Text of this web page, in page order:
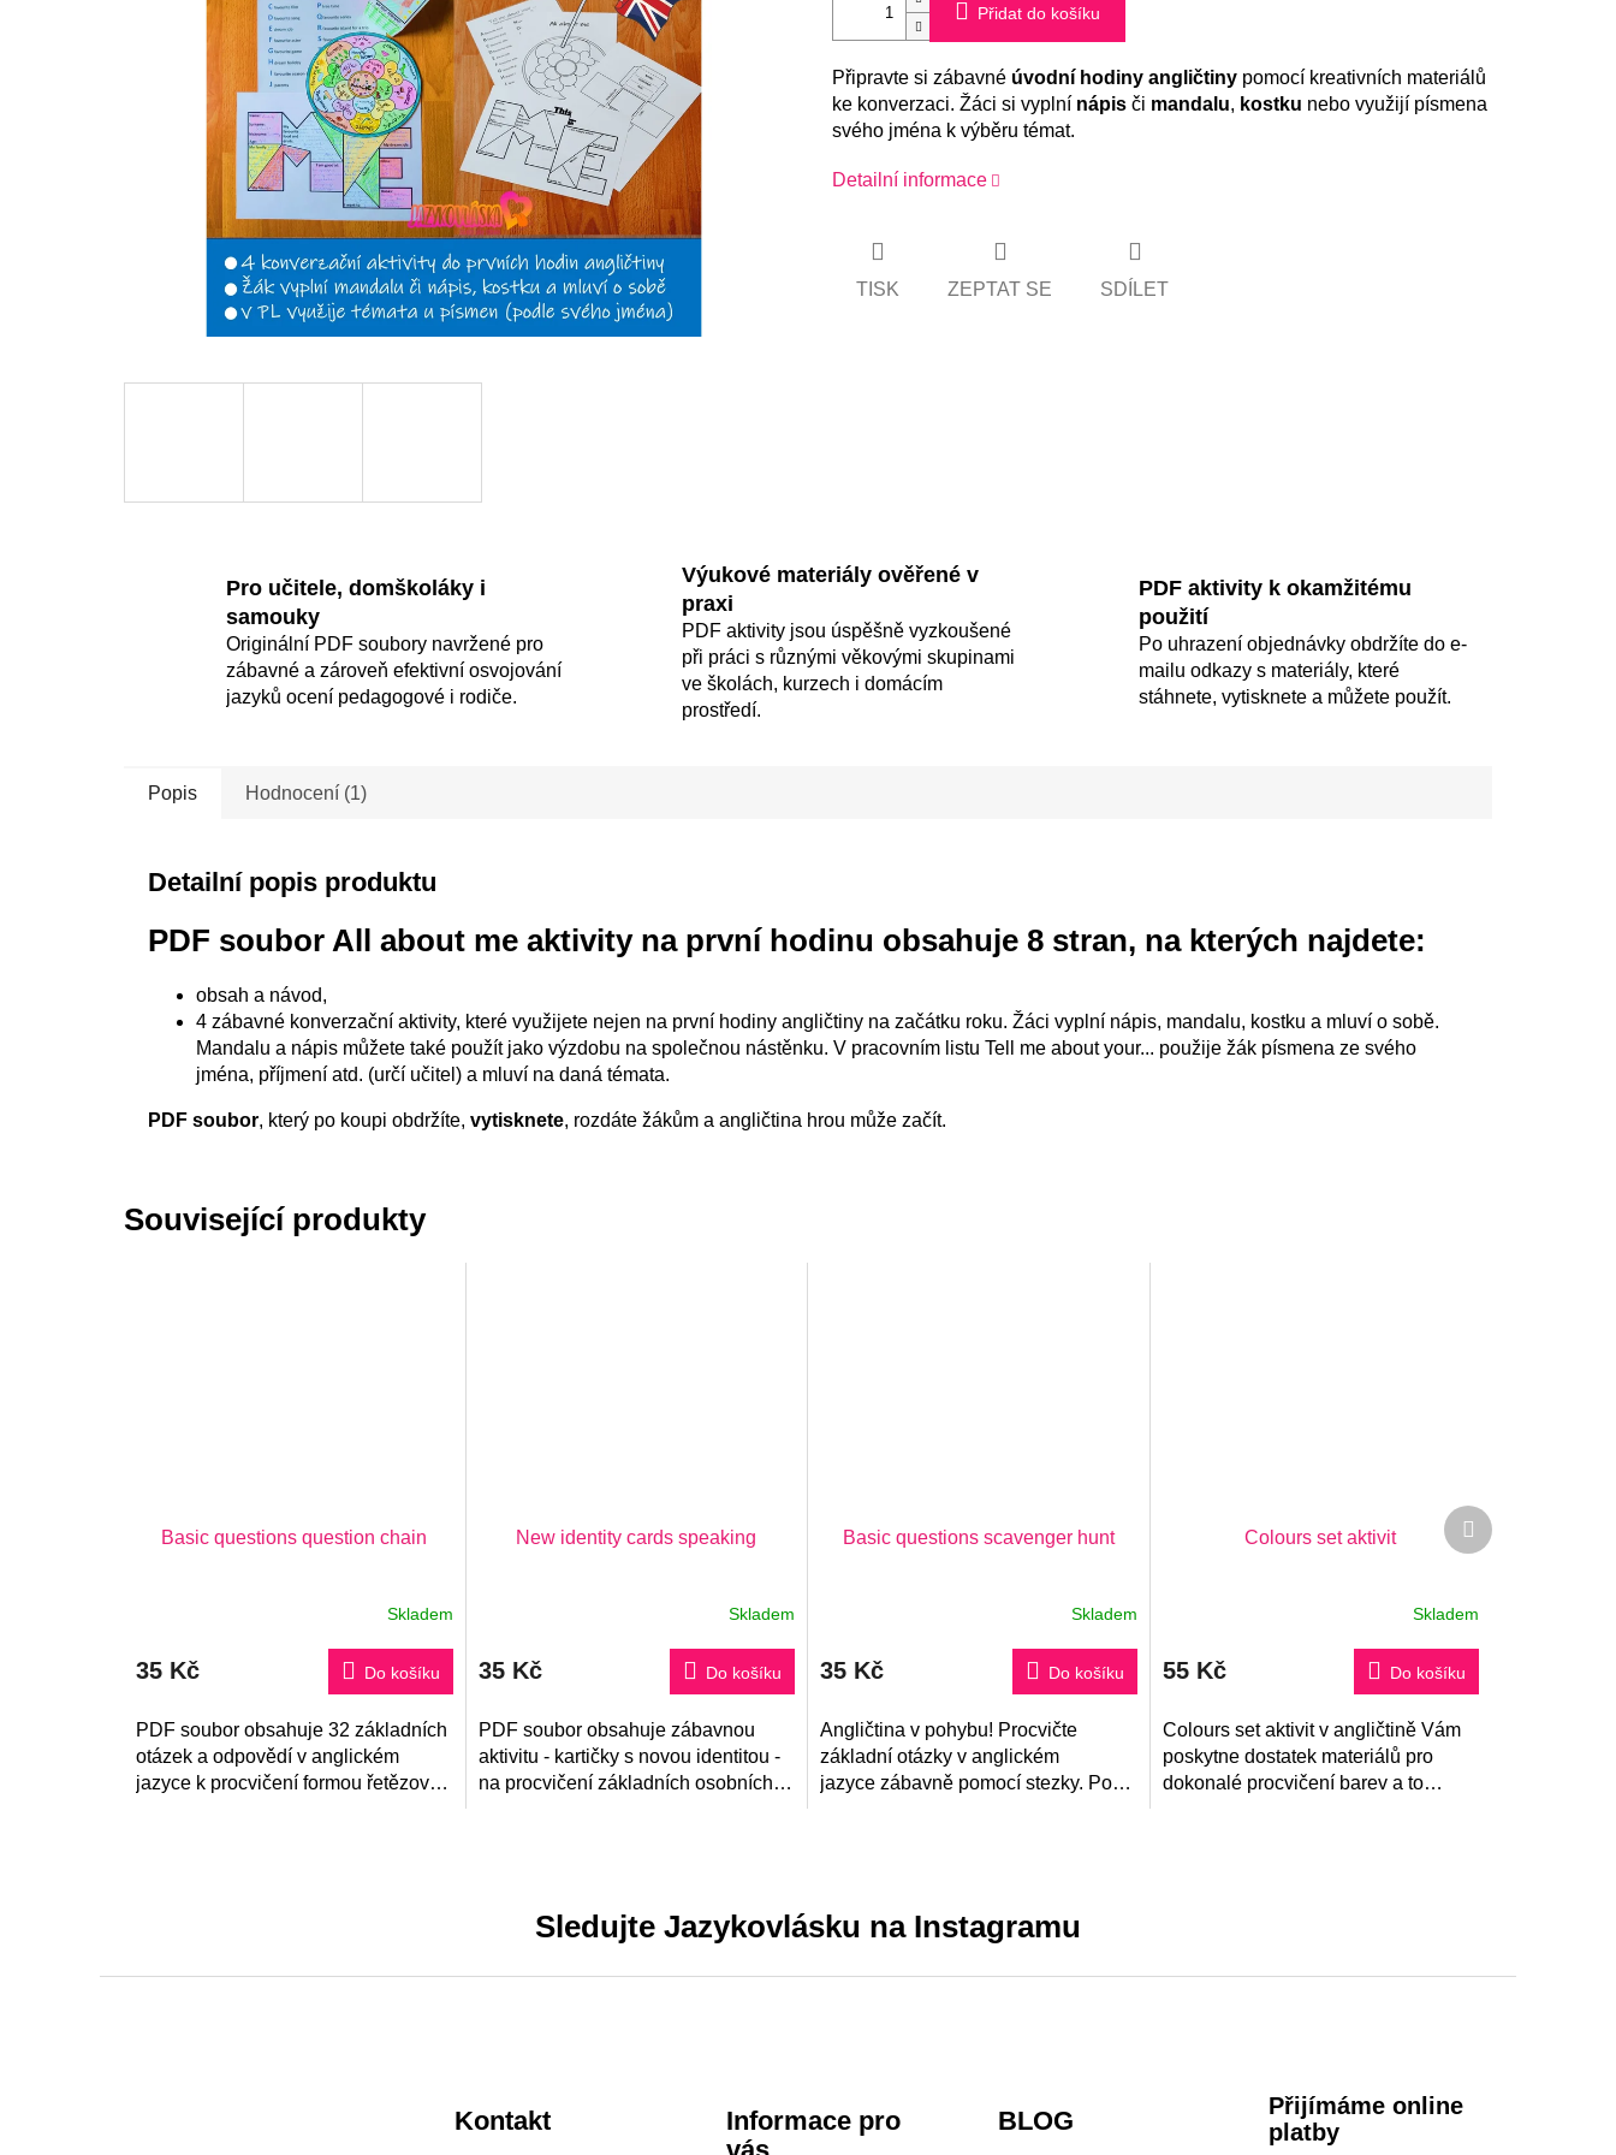
Přidat do košíku
Připravte si zábavné úvodní hodiny angličtiny pomocí kreativních materiálů
ke konverzaci. Žáci si vyplní nápis či mandalu, kostku nebo využijí písmena
svého jména k výběru témat.
Detailní informace
TISK ZEPTAT SE SDÍLET
Pro učitele, domškoláky i
samouky
Originální PDF soubory navržené pro
zábavné a zároveň efektivní osvojování
jazyků ocení pedagogové i rodiče.
Výukové materiály ověřené v
praxi
PDF aktivity jsou úspěšně vyzkoušené
při práci s různými věkovými skupinami
ve školách, kurzech i domácím
prostředí.
PDF aktivity k okamžitému
použití
Po uhrazení objednávky obdržíte do e-
mailu odkazy s materiály, které
stáhnete, vytisknete a můžete použít.
Popis Hodnocení (1)
Detailní popis produktu
PDF soubor All about me aktivity na první hodinu obsahuje 8 stran, na kterých najdete:
obsah a návod,
4 zábavné konverzační aktivity, které využijete nejen na první hodiny angličtiny na začátku roku. Žáci vyplní nápis, mandalu, kostku a mluví o sobě.
Mandalu a nápis můžete také použít jako výzdobu na společnou nástěnku. V pracovním listu Tell me about your... použije žák písmena ze svého
jména, příjmení atd. (určí učitel) a mluví na daná témata.
PDF soubor, který po koupi obdržíte, vytisknete, rozdáte žákům a angličtina hrou může začít.
Související produkty
Basic questions question chain
Skladem
35 Kč Do košíku
PDF soubor obsahuje 32 základních
otázek a odpovědí v anglickém
jazyce k procvičení formou řetězové
New identity cards speaking
Skladem
35 Kč Do košíku
PDF soubor obsahuje zábavnou
aktivitu - kartičky s novou identitou -
na procvičení základních osobních
Basic questions scavenger hunt
Skladem
35 Kč Do košíku
Angličtina v pohybu! Procvičte
základní otázky v anglickém
jazyce zábavně pomocí stezky. Po
Colours set aktivit
je
5
hvězdiček.
Skladem
55 Kč Do košíku
Colours set aktivit v angličtině Vám
poskytne dostatek materiálů pro
dokonalé procvičení barev a to
Další
produkt
Sledujte Jazykovlásku na Instagramu
Kontakt
Informace pro
BLOG
Přijímáme online
platby